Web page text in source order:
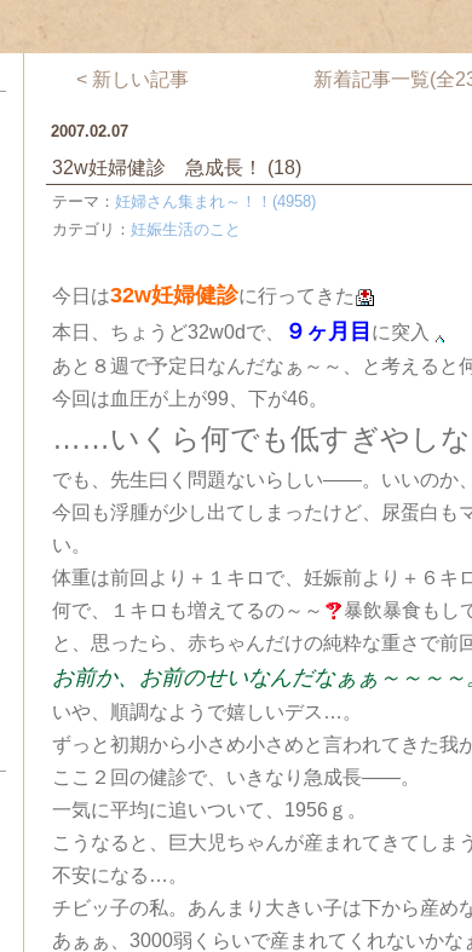
< 新しい記事 新着記事一覧(全
2007.02.07
32w妊婦健診 急成長！ (18)
テーマ：妊婦さん集まれ～！！(4958)
カテゴリ：妊娠生活のこと
今日は32w妊婦健診に行ってきた
本日、ちょうど32w0dで、
９ヶ月目 に突入
あと８週で予定日なんだなぁ～～、と考えると
今回は血圧が上が99、下が46。
……いくら何でも低すぎやし
でも、先生曰く問題ないらしい――。いいのか
今回も浮腫が少し出てしまったけど、尿蛋白も
い。
体重は前回より＋１キロで、妊娠前より＋６キロ
何で、１キロも増えてるの～～
暴飲暴食もし
と、思ったら、赤ちゃんだけの純粋な重さで前
お前か、お前のせいなんだなぁぁ～～～～
いや、順調なようで嬉しいデス…。
ずっと初期から小さめ小さめと言われてきた我
ここ２回の健診で、いきなり急成長――。
一気に平均に追いついて、1956ｇ。
こうなると、巨大児ちゃんが産まれてきてしま
不安になる…。
チビッ子の私。あんまり大きい子は下から産め
あぁぁ、3000弱くらいで産まれてくれないかな